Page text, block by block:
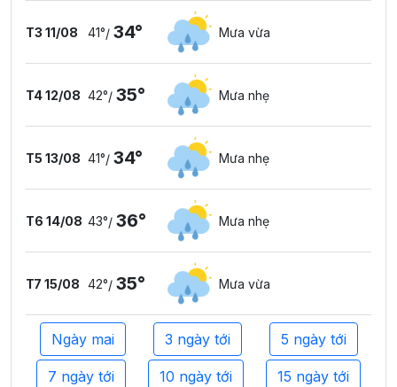
T3 11/08 41°/ 34° Mưa vừa
T4 12/08 42°/ 35° Mưa nhẹ
T5 13/08 41°/ 34° Mưa nhẹ
T6 14/08 43°/ 36° Mưa nhẹ
T7 15/08 42°/ 35° Mưa vừa
Ngày mai 3 ngày tới 5 ngày tới
7 ngày tới 10 ngày tới 15 ngày tới